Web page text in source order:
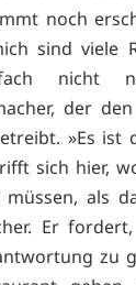
noch
sind viele
nicht
der
»Es ist
sich hier,
müssen, als
Er
zu